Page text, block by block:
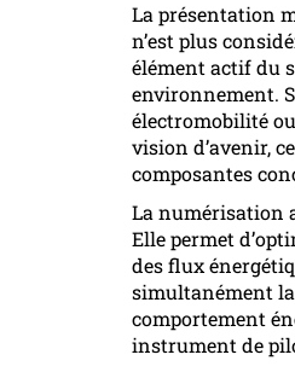
La présentation
n’est plus
élément actif du
environnement.
électromobilité
vision d’avenir,
composantes
La numérisation
Elle permet
des flux
simultanément
comportement
instrument de